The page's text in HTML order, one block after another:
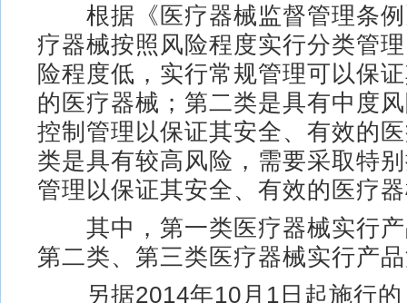
根据《医疗器械监督管理条例
疗器械按照风险程度实行分类管
险程度低，实行常规管理可以保
的医疗器械；第二类是具有中度
控制管理以保证其安全、有效的
类是具有较高风险，需要采取特
管理以保证其安全、有效的医疗
其中，第一类医疗器械实行产
第二类、第三类医疗器械实行产
另据2014年10月1日起施行的